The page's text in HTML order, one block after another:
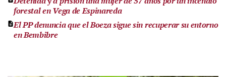
forestal en Vega de Espinareda
El PP denuncia que el Boeza sigue sin recuperar su entorno
en Bembibre